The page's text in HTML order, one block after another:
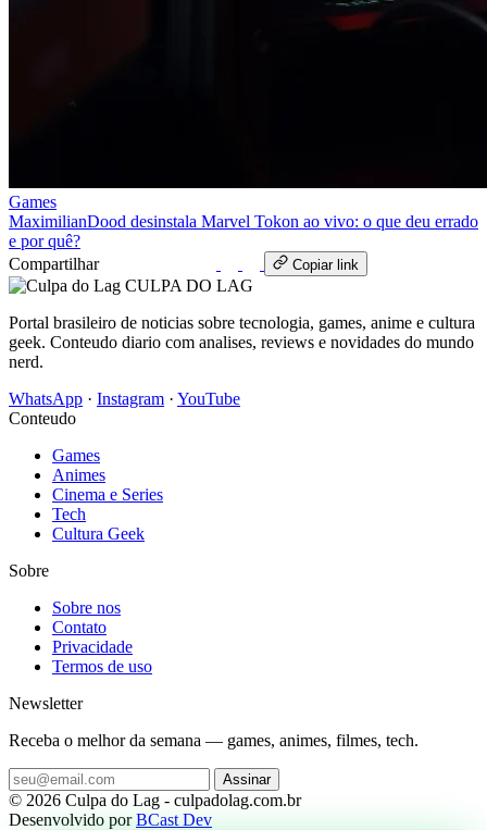
Games
MaximilianDood desinstala Marvel Tokon ao vivo: o que deu errado
e por quê?
Compartilhar
Copiar link
CULPA DO LAG
Portal brasileiro de noticias sobre tecnologia, games, anime e cultura
geek. Conteudo diario com analises, reviews e novidades do mundo
nerd.
WhatsApp · Instagram · YouTube
Conteudo
Games
Animes
Cinema e Series
Tech
Cultura Geek
Sobre
Sobre nos
Contato
Privacidade
Termos de uso
Newsletter
Receba o melhor da semana — games, animes, filmes, tech.
Assinar
© 2026 Culpa do Lag - culpadolag.com.br
Desenvolvido porBCast Dev